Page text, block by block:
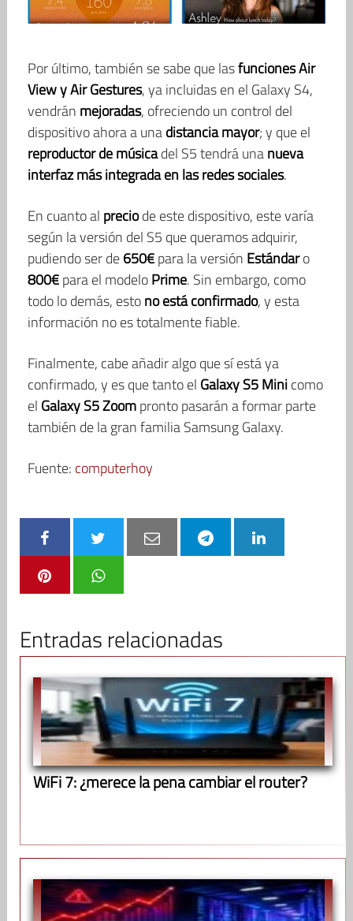
Por último, también se sabe que lasfunciones Air
View y Air Gestures, ya incluidas en el Galaxy S4,
vendrán mejoradas, ofreciendo un control del
dispositivo ahora a unadistancia mayor; y que el
reproductor de músicadel S5 tendrá unanueva
interfaz más integrada en las redes sociales.
En cuanto al preciode este dispositivo, este varía
según la versión del S5 que queramos adquirir,
pudiendo ser de650€para la versión Estándaro
800€para el modeloPrime. Sin embargo, como
todo lo demás, estono está confirmado, y esta
información no es totalmente fiable.
Finalmente, cabe añadir algo que sí está ya
confirmado, y es que tanto el Galaxy S5 Minicomo
el Galaxy S5 Zoompronto pasarán a formar parte
también de la gran familia Samsung Galaxy.
Fuente: computerhoy
Entradas relacionadas
WiFi 7: ¿merece la pena cambiar el router?